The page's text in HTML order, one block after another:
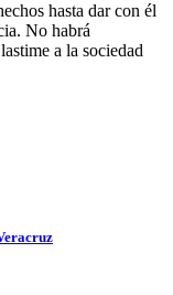
hasta dar con él
No habrá
a la sociedad